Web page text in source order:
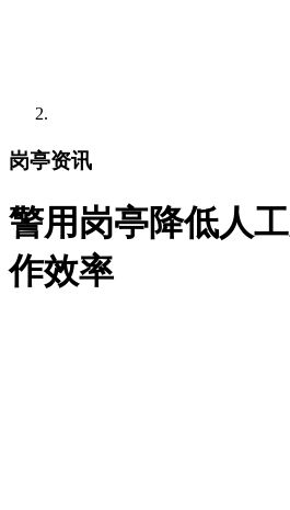
岗亭资讯
警用岗亭降低人
作效率